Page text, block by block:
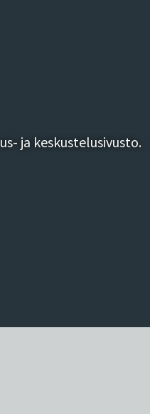
ja keskustelusivusto.